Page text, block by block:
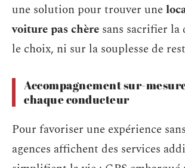
une solution pour trouver une
voiture pas chère sans sacrifier
le choix, ni sur la souplesse de
Accompagnement sur-
chaque conducteur
Pour favoriser une expérience
agences affichent des services